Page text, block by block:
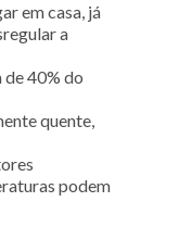
em casa, já
a
de 40% do
quente,
podem